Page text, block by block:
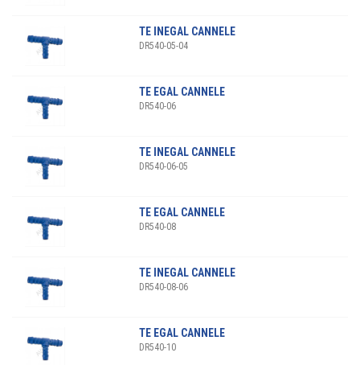
TE INEGAL CANNELE
DR540-05-04
TE EGAL CANNELE
DR540-06
TE INEGAL CANNELE
DR540-06-05
TE EGAL CANNELE
DR540-08
TE INEGAL CANNELE
DR540-08-06
TE EGAL CANNELE
DR540-10